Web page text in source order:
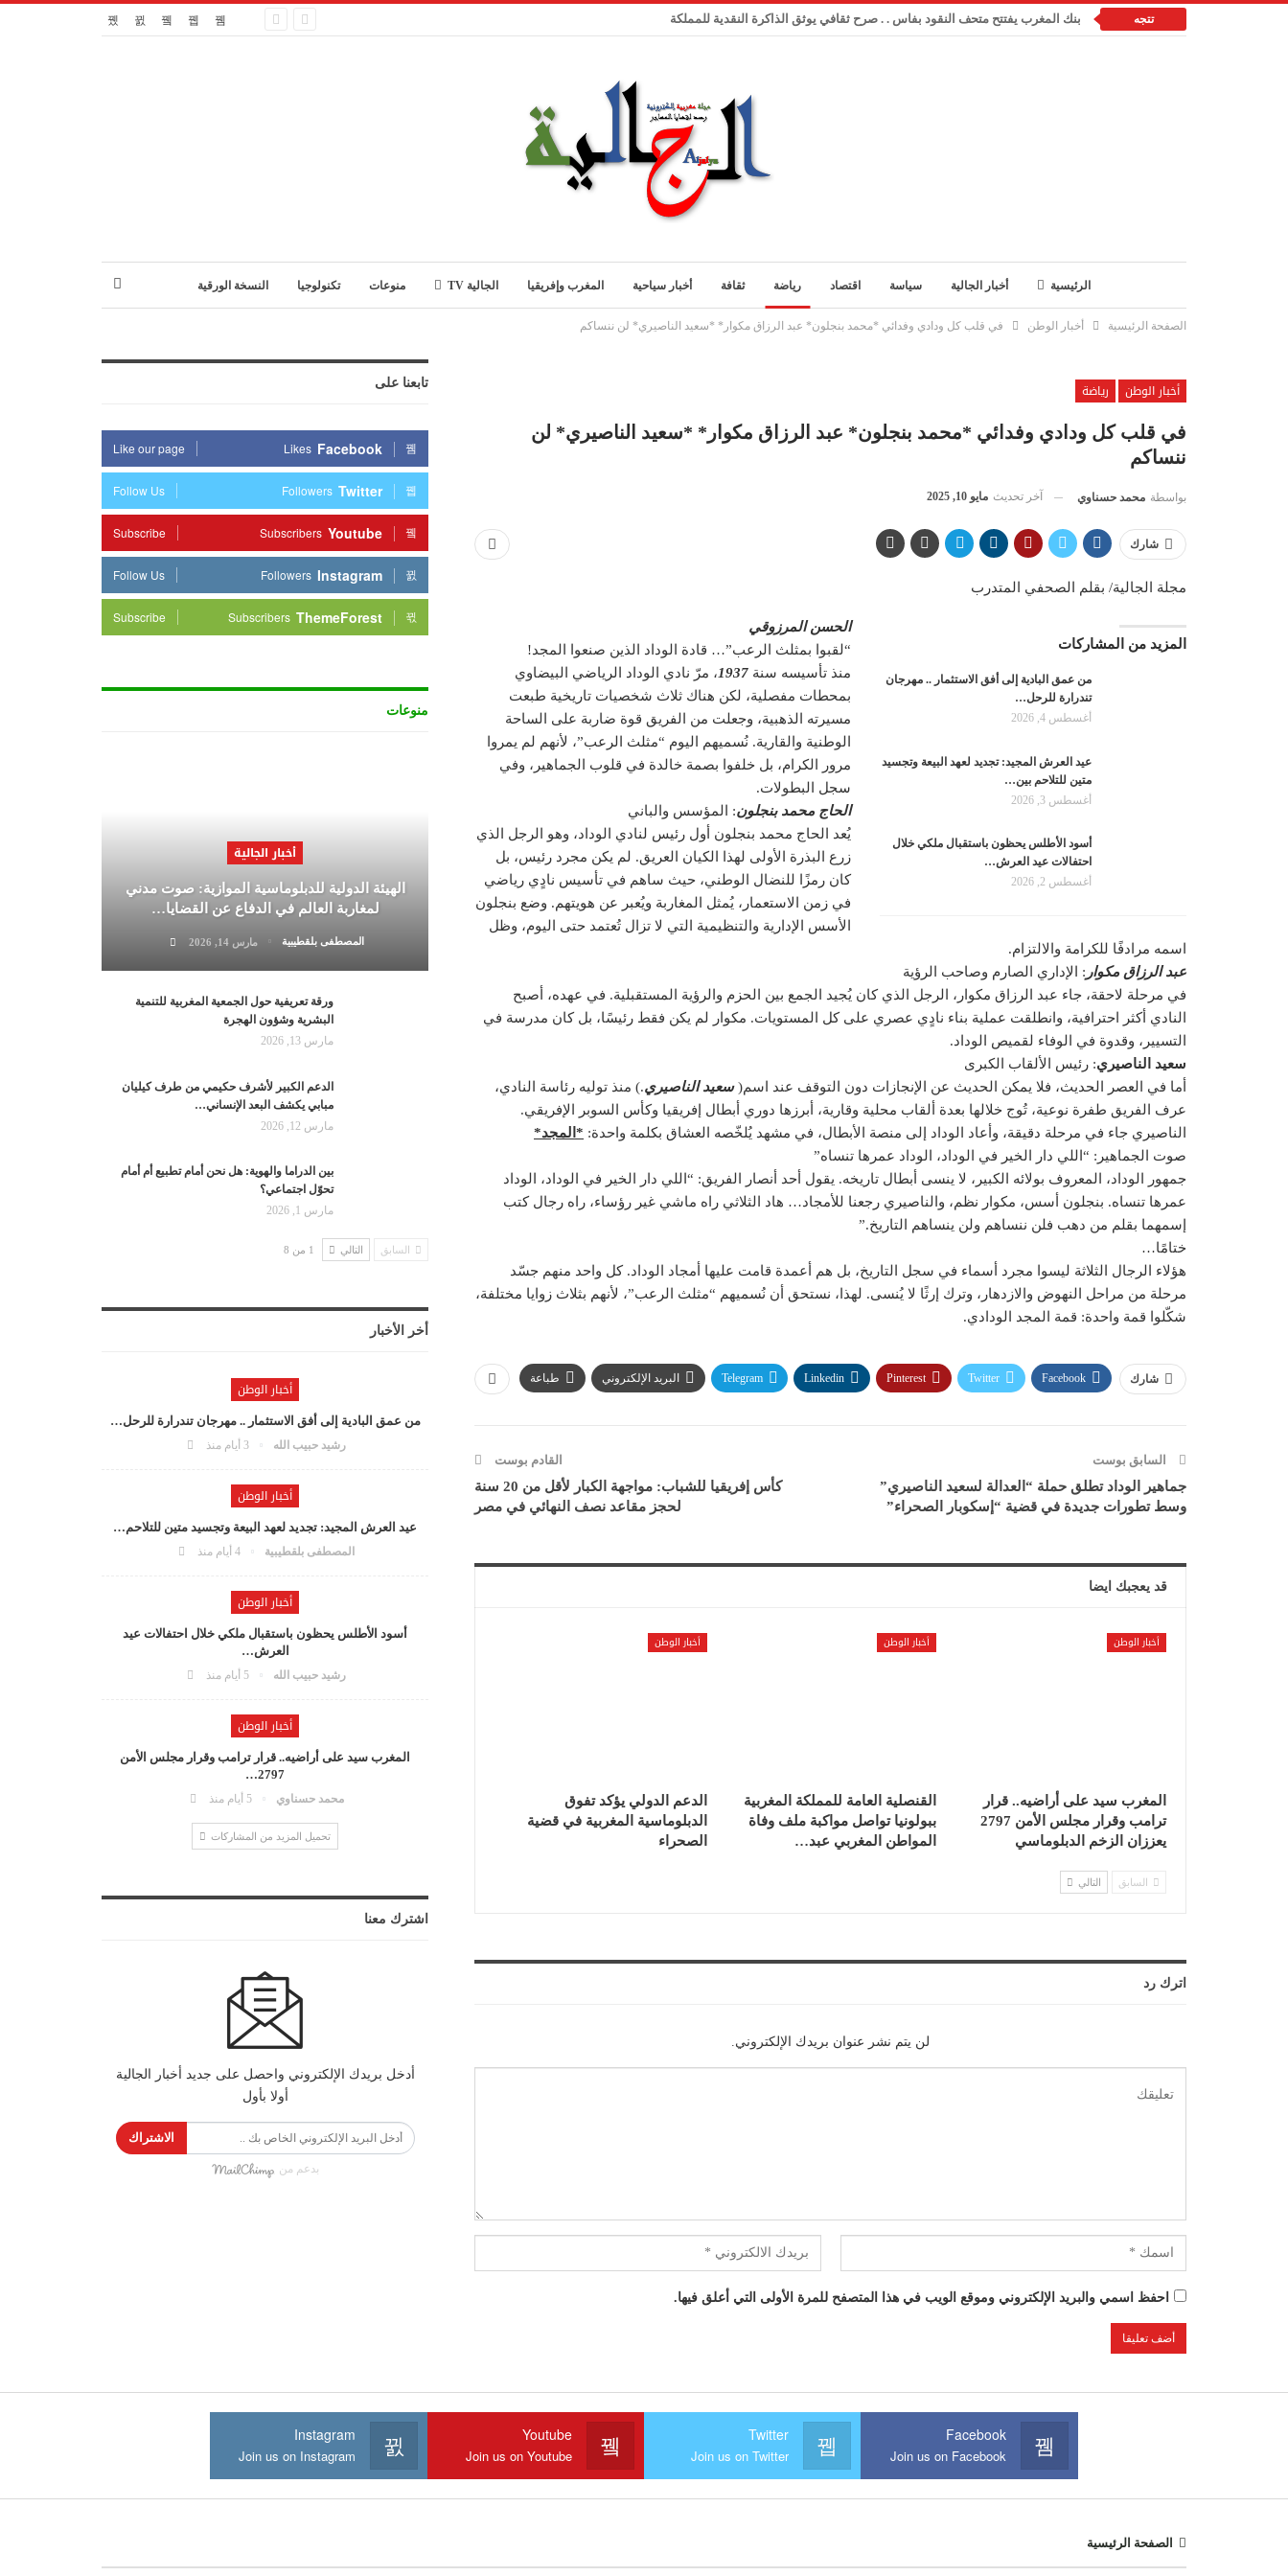
تتجه بنك المغرب يفتتح متحف النقود بفاس . . صرح ثقافي يوثق الذاكرة النقدية للمملكة
الرئيسية أخبار الجالية سياسة اقتصاد رياضة ثقافة أخبار سياحية المغرب وإفريقيا الجالية TV منوعات تكنولوجيا النسخة الورقية
الصفحة الرئيسية أخبار الوطن في قلب كل ودادي وفدائي *محمد بنجلون* عبد الرزاق مكوار* *سعيد الناصيري* لن ننساكم
أخبار الوطن
رياضة
في قلب كل ودادي وفدائي *محمد بنجلون* عبد الرزاق مكوار* *سعيد الناصيري* لن
ننساكم
بواسطة محمد حسناوي آخر تحديث مايو 10, 2025
شارك
مجلة الجالية/ بقلم الصحفي المتدرب
المزيد من المشاركات
من عمق البادية إلى أفق الاستثمار .. مهرجان
تندرارة للرحل…
أغسطس 4, 2026
عيد العرش المجيد: تجديد لعهد البيعة وتجسيد
متين للتلاحم بين…
أغسطس 3, 2026
أسود الأطلس يحظون باستقبال ملكي خلال
احتفالات عيد العرش…
أغسطس 2, 2026
الحسن المرزوقي
“لقبوا بمثلث الرعب”… قادة الوداد الذين صنعوا المجد!
منذ تأسيسه سنة 1937، مرّ نادي الوداد الرياضي البيضاوي
بمحطات مفصلية، لكن هناك ثلاث شخصيات تاريخية طبعت
مسيرته الذهبية، وجعلت من الفريق قوة ضاربة على الساحة
الوطنية والقارية. نُسميهم اليوم “مثلث الرعب”، لأنهم لم يمروا
مرور الكرام، بل خلفوا بصمة خالدة في قلوب الجماهير، وفي
سجل البطولات.
الحاج محمد بنجلون: المؤسس والباني
يُعد الحاج محمد بنجلون أول رئيس لنادي الوداد، وهو الرجل الذي
زرع البذرة الأولى لهذا الكيان العريق. لم يكن مجرد رئيس، بل
كان رمزًا للنضال الوطني، حيث ساهم في تأسيس نادٍي رياضي
في زمن الاستعمار، يُمثل المغاربة ويُعبر عن هويتهم. وضع بنجلون
الأسس الإدارية والتنظيمية التي لا تزال تُعتمد حتى اليوم، وظل
اسمه مرادفًا للكرامة والالتزام.
عبد الرزاق مكوار : الإداري الصارم وصاحب الرؤية
في مرحلة لاحقة، جاء عبد الرزاق مكوار، الرجل الذي كان يُجيد الجمع بين الحزم والرؤية المستقبلية. في عهده، أصبح
النادي أكثر احترافية، وانطلقت عملية بناء نادٍي عصري على كل المستويات. مكوار لم يكن فقط رئيسًا، بل كان مدرسة في
التسيير، وقدوة في الوفاء لقميص الوداد.
سعيد الناصيري: رئيس الألقاب الكبرى
أما في العصر الحديث، فلا يمكن الحديث عن الإنجازات دون التوقف عند اسم(سعيد الناصيري.) منذ توليه رئاسة النادي،
عرف الفريق طفرة نوعية، تُوج خلالها بعدة ألقاب محلية وقارية، أبرزها دوري أبطال إفريقيا وكأس السوبر الإفريقي.
الناصيري جاء في مرحلة دقيقة، وأعاد الوداد إلى منصة الأبطال، في مشهد يُلخّصه العشاق بكلمة واحدة: *المجد*
صوت الجماهير: “اللي دار الخير في الوداد، الوداد عمرها تنساه”
جمهور الوداد، المعروف بولائه الكبير، لا ينسى أبطال تاريخه. يقول أحد أنصار الفريق: “اللي دار الخير في الوداد، الوداد
عمرها تنساه. بنجلون أسس، مكوار نظم، والناصيري رجعنا للأمجاد… هاد الثلاثي راه ماشي غير رؤساء، راه رجال كتب
إسمهما بقلم من دهب فلن ننساهم ولن ينساهم التاريخ.”
ختامًا…
هؤلاء الرجال الثلاثة ليسوا مجرد أسماء في سجل التاريخ، بل هم أعمدة قامت عليها أمجاد الوداد. كل واحد منهم جسّد
مرحلة من مراحل النهوض والازدهار، وترك إرثًا لا يُنسى. لهذا، نستحق أن نُسميهم “مثلث الرعب”، لأنهم بثلاث زوايا مختلفة،
شكّلوا قمة واحدة: قمة المجد الودادي.
شارك Facebook
Twitter
Pinterest
Linkedin
Telegram البريد الإلكتروني طباعة
السابق بوست
جماهير الوداد تطلق حملة “العدالة لسعيد الناصيري”
وسط تطورات جديدة في قضية “إسكوبار الصحراء”
القادم بوست
كأس إفريقيا للشباب: مواجهة الكبار لأقل من 20 سنة
لحجز مقاعد نصف النهائي في مصر
قد يعجبك ايضا
أخبار الوطن
المغرب سيد على أراضيه.. قرار
ترامب وقرار مجلس الأمن 2797
يعززان الزخم الدبلوماسي
أخبار الوطن
القنصلية العامة للمملكة المغربية
ببولونيا تواصل مواكبة ملف وفاة
المواطن المغربي عبد…
أخبار الوطن
الدعم الدولي يؤكد تفوق
الدبلوماسية المغربية في قضية
الصحراء
السابق التالي
اترك رد
لن يتم نشر عنوان بريدك الإلكتروني.
احفظ اسمي والبريد الإلكتروني وموقع الويب في هذا المتصفح للمرة الأولى التي أعلق فيها.
تابعنا على
Facebook
Likes
Like our page
Twitter
Followers
Follow Us
Youtube
Subscribers
Subscribe
Instagram
Followers
Follow Us
ThemeForest
Subscribers
Subscribe
منوعات
أخبار الجالية
الهيئة الدولية للدبلوماسية الموازية: صوت مدني
لمغاربة العالم في الدفاع عن القضايا…
المصطفى بلقطيبية مارس 14, 2026
ورقة تعريفية حول الجمعية المغربية للتنمية
البشرية وشؤون الهجرة
مارس 13, 2026
الدعم الكبير لأشرف حكيمي من طرف كيليان
مبابي يكشف البعد الإنساني…
مارس 12, 2026
بين الدراما والهوية: هل نحن أمام تطبيع أم أمام
تحوّل اجتماعي؟
مارس 1, 2026
السابق التالي 1 من 8
أخر الأخبار
أخبار الوطن
من عمق البادية إلى أفق الاستثمار .. مهرجان تندرارة للرحل…
رشيد حبيب الله 3 أيام منذ
أخبار الوطن
عيد العرش المجيد: تجديد لعهد البيعة وتجسيد متين للتلاحم…
المصطفى بلقطيبية 4 أيام منذ
أخبار الوطن
أسود الأطلس يحظون باستقبال ملكي خلال احتفالات عيد
العرش…
رشيد حبيب الله 5 أيام منذ
أخبار الوطن
المغرب سيد على أراضيه.. قرار ترامب وقرار مجلس الأمن
2797…
محمد حسناوي 5 أيام منذ
تحميل المزيد من المشاركات
اشترك معنا
أدخل بريدك الإلكتروني واحصل على جديد أخبار الجالية
أولا بأول
الاشتراك
بدعم من
Facebook
Join us on Facebook
Twitter
Join us on Twitter
Youtube
Join us on Youtube
Instagram
Join us on Instagram
الصفحة الرئيسية